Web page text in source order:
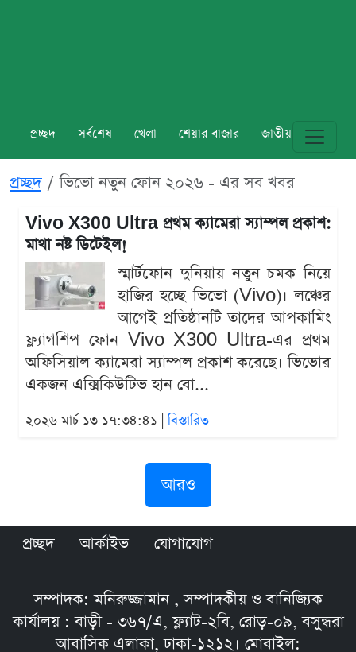
প্রচ্ছদ সর্বশেষ খেলা শেয়ার বাজার জাতীয় বিশ্ব
প্রচ্ছদ ভিভো নতুন ফোন ২০২৬ - এর সব খবর
Vivo X300 Ultra প্রথম ক্যামেরা স্যাম্পল প্রকাশ:
মাথা নষ্ট ডিটেইল!
স্মার্টফোন দুনিয়ায় নতুন চমক নিয়ে
হাজির হচ্ছে ভিভো (Vivo)। লঞ্চের
আগেই প্রতিষ্ঠানটি তাদের আপকামিং
ফ্ল্যাগশিপ ফোন Vivo X300 Ultra-এর প্রথম
অফিসিয়াল ক্যামেরা স্যাম্পল প্রকাশ করেছে। ভিভোর
একজন এক্সিকিউটিভ হান বো...
২০২৬ মার্চ ১৩ ১৭:৩৪:৪১ |বিস্তারিত
আরও
প্রচ্ছদ আর্কাইভ যোগাযোগ
সম্পাদক: মনিরুজ্জামান , সম্পাদকীয় ও বানিজ্যিক
কার্যালয় : বাড়ী - ৩৬৭/এ, ফ্ল্যাট-২বি, রোড়-০৯, বসুন্ধরা
আবাসিক এলাকা, ঢাকা-১২১২। মোবাইল: